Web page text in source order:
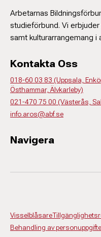
Arbetarnas
studieförbund. Vi
samt kulturarrangemang i
Kontakta Oss
018-60 03 83 (Uppsala,
Östhammar, Älvkarleby)
021-470 75 00 (Västerås,
info.aros@abf.se
Navigera
Visselblåsare
Behandling av